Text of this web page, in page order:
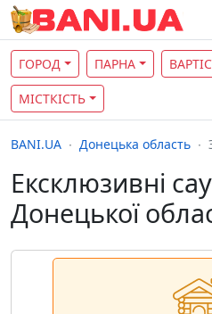
ГОРОД ПАРНА
МІСТКІСТЬ
BANI.UA Донецька область
Ексклюзивні
Донецької